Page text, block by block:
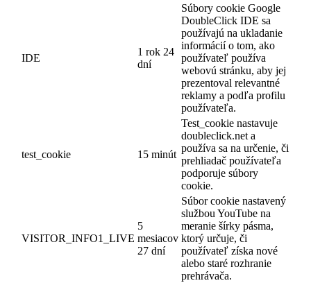
IDE
1 rok 24
dní
Súbory cookie Google
DoubleClick IDE sa
používajú na ukladanie
informácií o tom, ako
používateľ používa
webovú stránku, aby jej
prezentoval relevantné
reklamy a podľa profilu
používateľa.
test_cookie 15 minút
Test_cookie nastavuje
doubleclick.net a
používa sa na určenie, či
prehliadač používateľa
podporuje súbory
cookie.
VISITOR_INFO1_LIVE
5
mesiacov
27 dní
Súbor cookie nastavený
službou YouTube na
meranie šírky pásma,
ktorý určuje, či
používateľ získa nové
alebo staré rozhranie
prehrávača.